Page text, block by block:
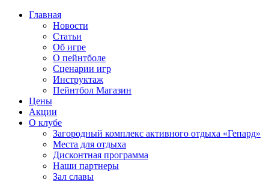
Главная
Новости
Статьи
Об игре
О пейнтболе
Сценарии игр
Инструктаж
Пейнтбол Магазин
Цены
Акции
О клубе
Загородный комплекс активного отдыха «Гепард»
Места для отдыха
Дисконтная программа
Наши партнеры
Зал славы